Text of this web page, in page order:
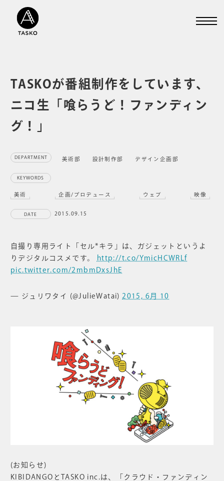
TASKOが番組制作をしています、
ニコ生「喰らうど！ファンディン
グ！」
DEPARTMENT 美術部 設計制作部 デザイン企画部
KEYWORDS
美術 企画/プロデュース ウェブ 映像
DATE 2015.09.15
自撮り専用ライト「セル*キラ」は、ガジェットというよ
りデジタルコスメです。
http://t.co/YmicHCWRLf
pic.twitter.com/2mbmDxsJhE
— ジュリワタイ (@JulieWatai) 2015, 6月 10
(お知らせ)
KIBIDANGOとTASKO inc.は、「クラウド・ファンディン